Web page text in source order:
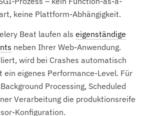
keine Plattform-Abhängigkeit.
Beat laufen als eigenständige
neben Ihrer Web-Anwendung.
wird bei Crashes automatisch
eigenes Performance-Level. Für
Processing, Scheduled
Verarbeitung die produktionsreife
Konfiguration.